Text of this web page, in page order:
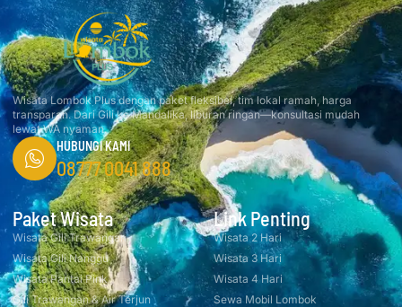
Wisata Lombok Plus dengan paket fleksibel, tim lokal ramah, harga
transparan. Dari Gili ke Mandalika, liburan ringan—konsultasi mudah
lewat WA nyaman.
HUBUNGI KAMI
08777 0041 888
Paket Wisata
Wisata Gili Trawangan
Wisata Gili Nanggu
Wisata Pantai Pink
Gili Trawangan & Air Terjun
Link Penting
Wisata 2 Hari
Wisata 3 Hari
Wisata 4 Hari
Sewa Mobil Lombok